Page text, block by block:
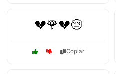
💔🌹💔😢
Copiar